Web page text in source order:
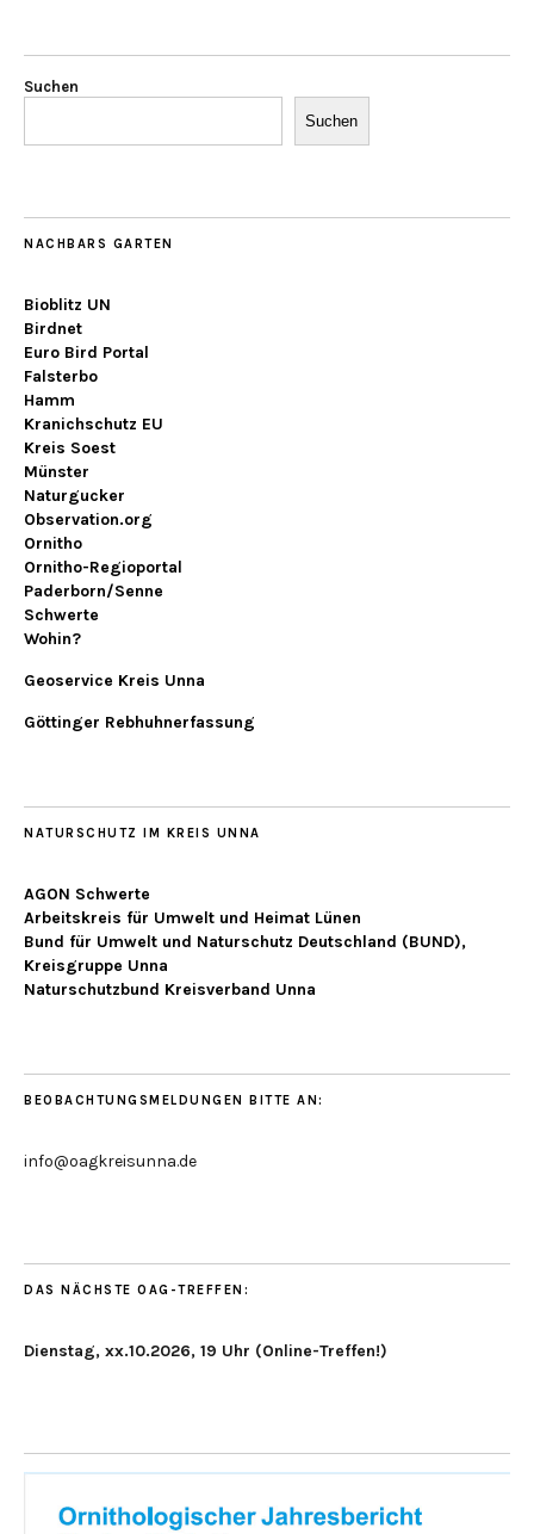
Suchen
Suchen
NACHBARS GARTEN
Bioblitz UN
Birdnet
Euro Bird Portal
Falsterbo
Hamm
Kranichschutz EU
Kreis Soest
Münster
Naturgucker
Observation.org
Ornitho
Ornitho-Regioportal
Paderborn/Senne
Schwerte
Wohin?
Geoservice Kreis Unna
Göttinger Rebhuhnerfassung
NATURSCHUTZ IM KREIS UNNA
AGON Schwerte
Arbeitskreis für Umwelt und Heimat Lünen
Bund für Umwelt und Naturschutz Deutschland (BUND),
Kreisgruppe Unna
Naturschutzbund Kreisverband Unna
BEOBACHTUNGSMELDUNGEN BITTE AN:
info@oagkreisunna.de
DAS NÄCHSTE OAG-TREFFEN:
Dienstag, xx.10.2026, 19 Uhr (Online-Treffen!)